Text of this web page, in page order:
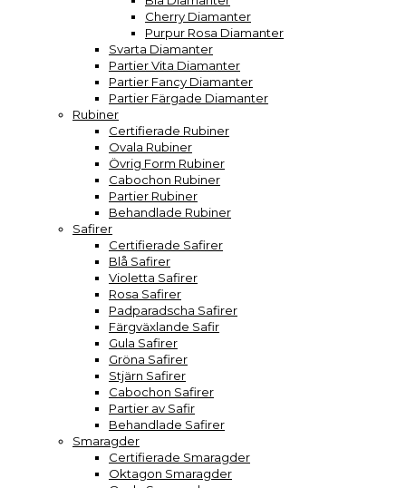
Cherry Diamanter
Purpur Rosa Diamanter
Svarta Diamanter
Partier Vita Diamanter
Partier Fancy Diamanter
Partier Färgade Diamanter
Rubiner
Certifierade Rubiner
Ovala Rubiner
Övrig Form Rubiner
Cabochon Rubiner
Partier Rubiner
Behandlade Rubiner
Safirer
Certifierade Safirer
Blå Safirer
Violetta Safirer
Rosa Safirer
Padparadscha Safirer
Färgväxlande Safir
Gula Safirer
Gröna Safirer
Stjärn Safirer
Cabochon Safirer
Partier av Safir
Behandlade Safirer
Smaragder
Certifierade Smaragder
Oktagon Smaragder